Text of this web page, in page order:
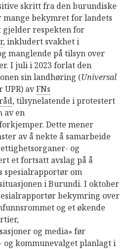
skritt fra den burundiske
mange bekymret for landets
respekten for
, inkludert svakhet i
manglende på tilsyn over
I juli i 2023 forlat den
sin landhøring (Universal
UPR) avFNs
, tilsynelatende i protestert
av en
Dette mener
av å nekte å samarbeide
og
et fortsatt avslag på å
spesialrapportør om
i Burundi. I oktober
bekymring over
og et økende
og media» før
og kommunevalget planlagt i